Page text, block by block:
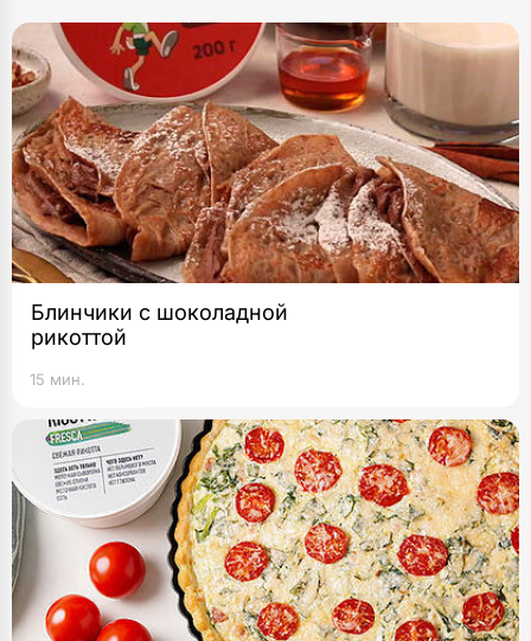
Блинчики с шоколадной
рикоттой
15 мин.